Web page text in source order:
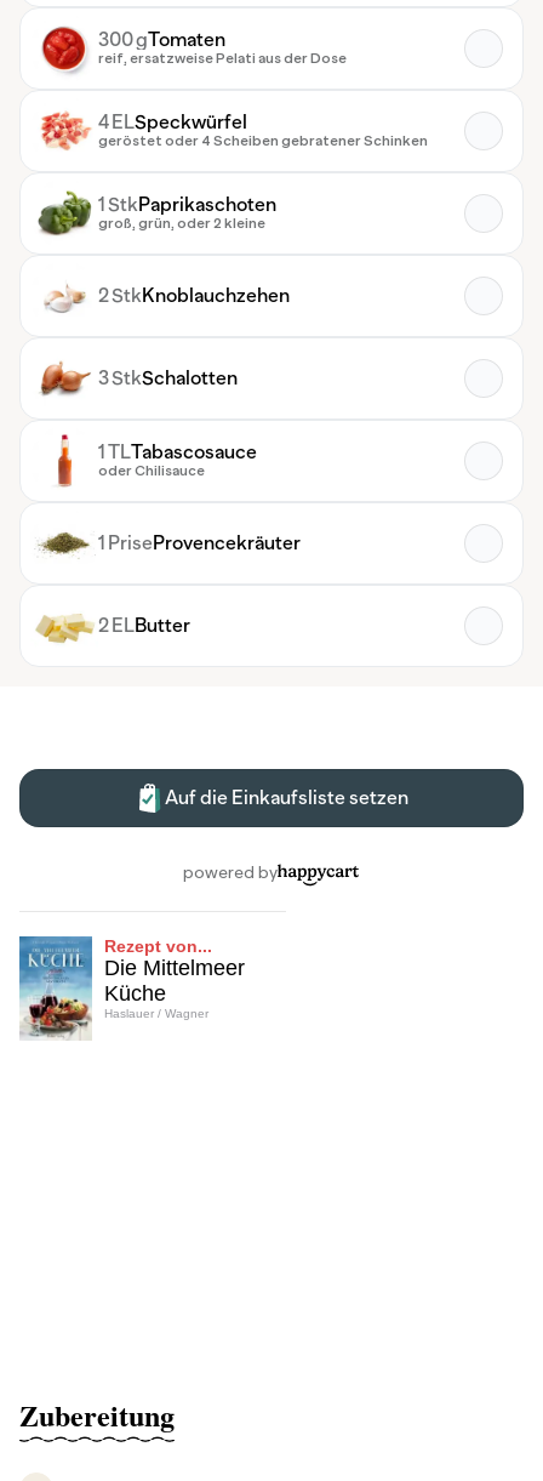
Rezept von...
Die Mittelmeer
Küche
Haslauer / Wagner
Zubereitung